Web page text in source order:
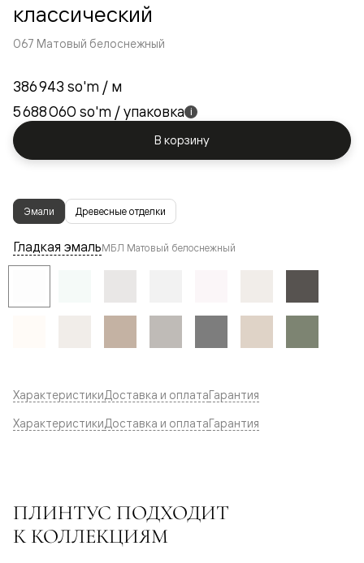
классический
067 Матовый белоснежный
386 943 so'm / м
5 688 060 so'm / упаковка i
В корзину
Эмали Древесные отделки
Гладкая эмальМБЛ Матовый белоснежный
ХарактеристикиДоставка и оплатаГарантия
ХарактеристикиДоставка и оплатаГарантия
ПЛИНТУС ПОДХОДИТ
К КОЛЛЕКЦИЯМ